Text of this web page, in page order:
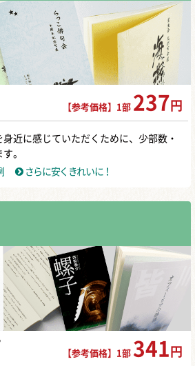
【参考価格】1部 237 円
近に感じていただくために、少部数・
。
さらに安くきれいに！
【参考価格】1部 341 円